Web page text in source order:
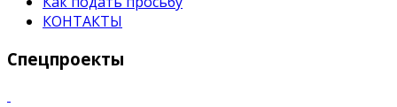
КОНТАКТЫ
Спецпроекты